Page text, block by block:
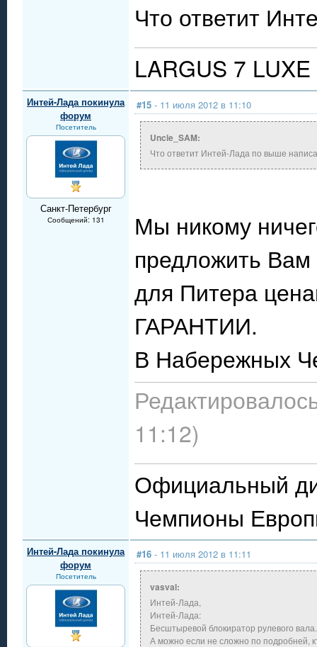
Что ответит
LARGUS 7
Интей-Лада покинула
форум
Посетитель
Санкт-Петербург
Сообщений: 131
#15 - 11 июля 2012 в 11:10
Uncle_SAM:
Что ответит Интей-Лада по выше
Мы никому
предложить Вам
для Питера
ГАРАНТИИ.
В Набережных
11:12)
Официальный
Чемпионы
Интей-Лада покинула
форум
Посетитель
#16 - 11 июля 2012 в 11:11
vasval:
Интей-Лада,
Интей-Лада:
Бесштыревой блокиратор рулевого вала.
А можно если не сложно по подробней,